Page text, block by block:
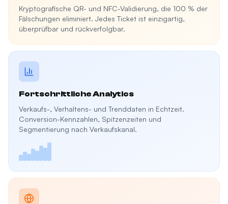
Kryptografische QR- und NFC-Validierung, die 100 % der
Fälschungen eliminiert. Jedes Ticket ist einzigartig,
überprüfbar und rückverfolgbar.
Fortschrittliche Analytics
Verkaufs-, Verhaltens- und Trenddaten in Echtzeit.
Conversion-Kennzahlen, Spitzenzeiten und
Segmentierung nach Verkaufskanal.